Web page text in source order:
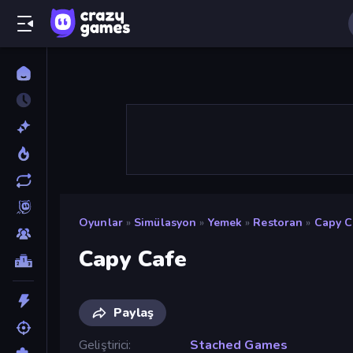
Oyunlar » Simülasyon » Yemek » Restoran » Capy
Capy Cafe
Paylaş
Geliştirici
Stached Games